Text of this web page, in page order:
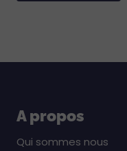
A propos
Qui sommes nous